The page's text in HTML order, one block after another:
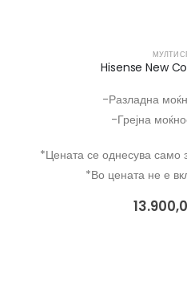
МУЛТИ
Hisense New
-Разладна
-Грејна
*Цената се однесува само
*Во цената не е